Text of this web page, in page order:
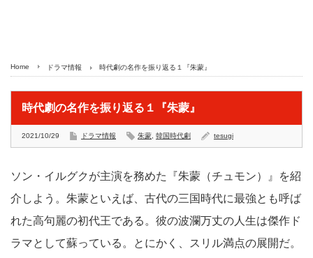
Home ドラマ情報 時代劇の名作を振り返る１『朱蒙』
時代劇の名作を振り返る１『朱蒙』
2021/10/29 ドラマ情報 朱蒙 韓国時代劇 tesugi
ソン・イルグクが主演を務めた『朱蒙（チュモン）』を紹
介しよう。朱蒙といえば、古代の三国時代に最強とも呼ば
れた高句麗の初代王である。彼の波瀾万丈の人生は傑作ド
ラマとして蘇っている。とにかく、スリル満点の展開だ。